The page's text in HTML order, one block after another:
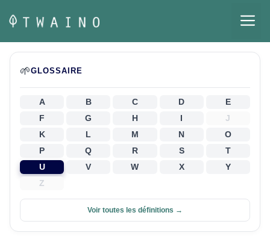
au
contenu
🌱GLOSSAIRE
A B C D
E
F
G H I
J
K
L M N
O
P
Q R S
T
U
V W X
Y
Z
Voir toutes les définitions →